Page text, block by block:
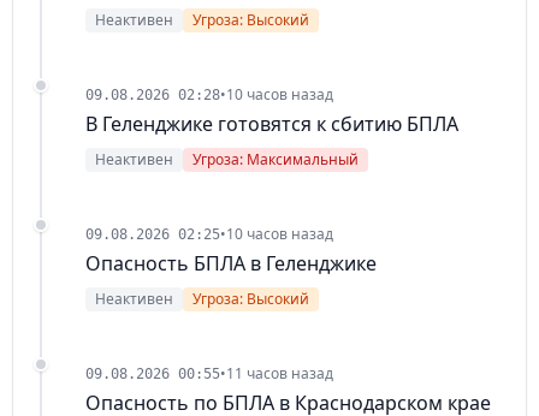
Неактивен Угроза: Высокий
09.08.2026 02:28•10 часов назад
В Геленджике готовятся к сбитию БПЛА
Неактивен Угроза: Максимальный
09.08.2026 02:25•10 часов назад
Опасность БПЛА в Геленджике
Неактивен Угроза: Высокий
09.08.2026 00:55•11 часов назад
Опасность по БПЛА в Краснодарском крае